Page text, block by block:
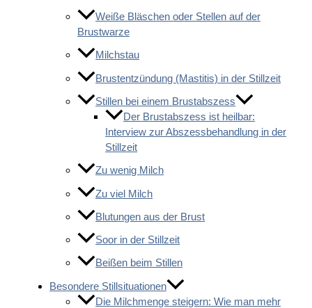
Weiße Bläschen oder Stellen auf der
Brustwarze
Milchstau
Brustentzündung (Mastitis) in der Stillzeit
Stillen bei einem Brustabszess
Der Brustabszess ist heilbar:
Interview zur Abszessbehandlung in der
Stillzeit
Zu wenig Milch
Zu viel Milch
Blutungen aus der Brust
Soor in der Stillzeit
Beißen beim Stillen
Besondere Stillsituationen
Die Milchmenge steigern: Wie man mehr